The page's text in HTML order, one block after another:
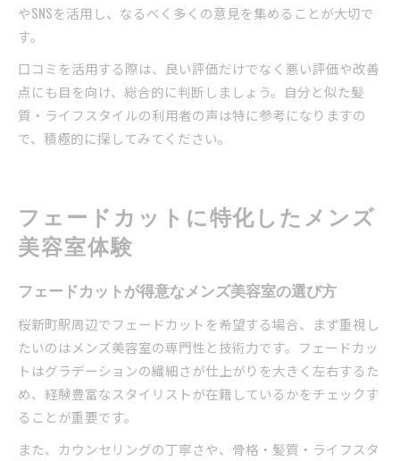
やSNSを活用し、なるべく多くの意見を集めることが大切で
す。
口コミを活用する際は、良い評価だけでなく悪い評価や改善
点にも目を向け、総合的に判断しましょう。自分と似た髪
質・ライフスタイルの利用者の声は特に参考になりますの
で、積極的に探してみてください。
フェードカットに特化したメンズ
美容室体験
フェードカットが得意なメンズ美容室の選び方
桜新町駅周辺でフェードカットを希望する場合、まず重視し
たいのはメンズ美容室の専門性と技術力です。フェードカッ
トはグラデーションの繊細さが仕上がりを大きく左右するた
め、経験豊富なスタイリストが在籍しているかをチェックす
ることが重要です。
また、カウンセリングの丁寧さや、骨格・髪質・ライフスタ